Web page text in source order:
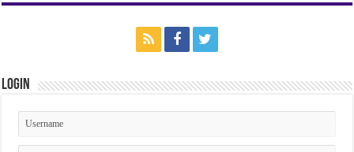
Login